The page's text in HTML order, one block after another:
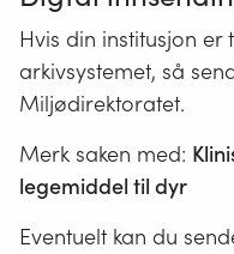
Hvis din institusjon
arkivsystemet, så
Miljødirektoratet.
Merk saken med:
legemiddel til dyr
Eventuelt kan du